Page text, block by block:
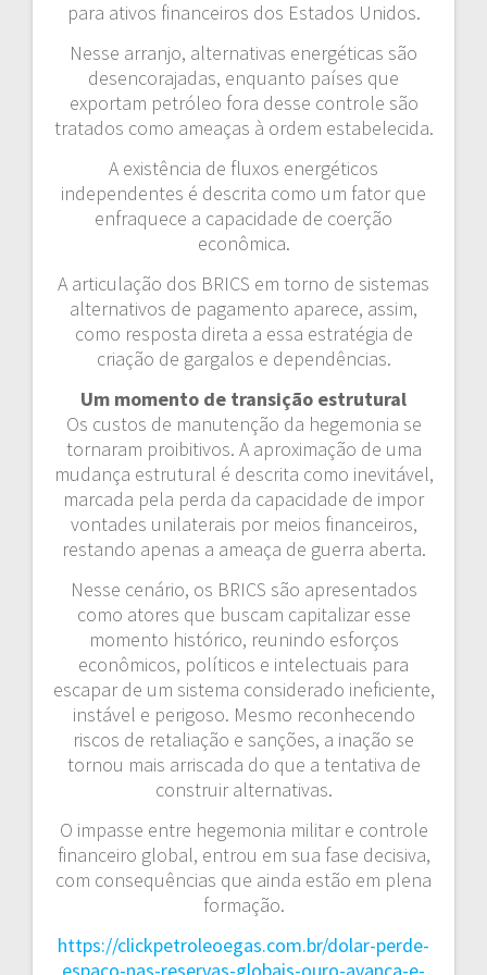
para ativos financeiros dos Estados Unidos.
Nesse arranjo, alternativas energéticas são
desencorajadas, enquanto países que
exportam petróleo fora desse controle são
tratados como ameaças à ordem estabelecida.
A existência de fluxos energéticos
independentes é descrita como um fator que
enfraquece a capacidade de coerção
econômica.
A articulação dos BRICS em torno de sistemas
alternativos de pagamento aparece, assim,
como resposta direta a essa estratégia de
criação de gargalos e dependências.
Um momento de transição estrutural
Os custos de manutenção da hegemonia se
tornaram proibitivos. A aproximação de uma
mudança estrutural é descrita como inevitável,
marcada pela perda da capacidade de impor
vontades unilaterais por meios financeiros,
restando apenas a ameaça de guerra aberta.
Nesse cenário, os BRICS são apresentados
como atores que buscam capitalizar esse
momento histórico, reunindo esforços
econômicos, políticos e intelectuais para
escapar de um sistema considerado ineficiente,
instável e perigoso. Mesmo reconhecendo
riscos de retaliação e sanções, a inação se
tornou mais arriscada do que a tentativa de
construir alternativas.
O impasse entre hegemonia militar e controle
financeiro global, entrou em sua fase decisiva,
com consequências que ainda estão em plena
formação.
https://clickpetroleoegas.com.br/dolar-perde-
espaco-nas-reservas-globais-ouro-avanca-e-